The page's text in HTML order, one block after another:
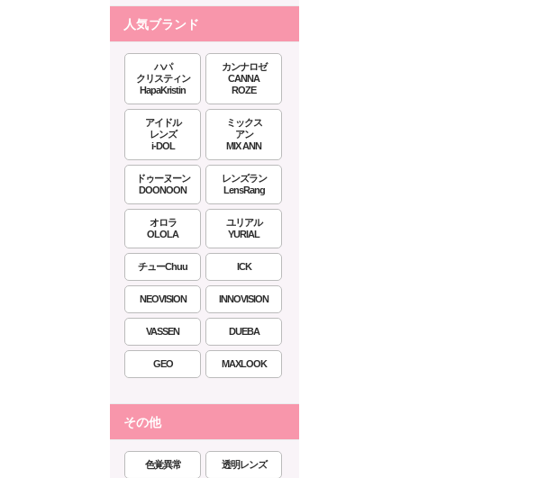
人気ブランド
ハパ
クリスティン
HapaKristin
カンナロゼ
CANNA
ROZE
アイドル
レンズ
i-DOL
ミックス
アン
MIX ANN
ドゥーヌーン
DOONOON
レンズラン
LensRang
オロラ
OLOLA
ユリアル
YURIAL
チューChuu ICK
NEOVISION INNOVISION
VASSEN DUEBA
GEO MAXLOOK
その他
色覚異常 透明レンズ